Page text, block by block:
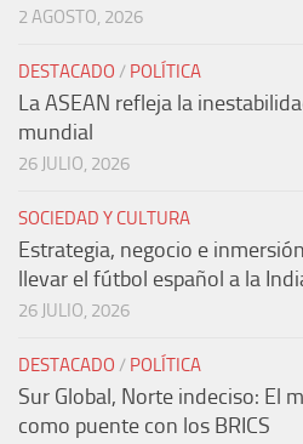
2 AGOSTO, 2026
DESTACADO / POLÍTICA
La ASEAN refleja la
mundial
26 JULIO, 2026
SOCIEDAD Y CULTURA
Estrategia, negocio e
llevar el fútbol español a la
26 JULIO, 2026
DESTACADO / POLÍTICA
Sur Global, Norte indeciso: El
como puente con los BRICS